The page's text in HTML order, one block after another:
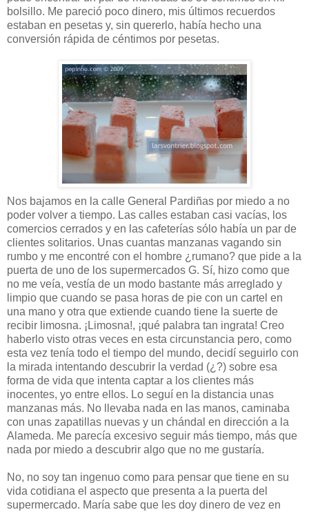
bolsillo. Me pareció poco dinero, mis últimos recuerdos
estaban en pesetas y, sin quererlo, había hecho una
conversión rápida de céntimos por pesetas.
Nos bajamos en la calle General Pardiñas por miedo a no
poder volver a tiempo. Las calles estaban casi vacías, los
comercios cerrados y en las cafeterías sólo había un par de
clientes solitarios. Unas cuantas manzanas vagando sin
rumbo y me encontré con el hombre ¿rumano? que pide a la
puerta de uno de los supermercados G. Sí, hizo como que
no me veía, vestía de un modo bastante más arreglado y
limpio que cuando se pasa horas de pie con un cartel en
una mano y otra que extiende cuando tiene la suerte de
recibir limosna. ¡Limosna!, ¡qué palabra tan ingrata! Creo
haberlo visto otras veces en esta circunstancia pero, como
esta vez tenía todo el tiempo del mundo, decidí seguirlo con
la mirada intentando descubrir la verdad (¿?) sobre esa
forma de vida que intenta captar a los clientes más
inocentes, yo entre ellos. Lo seguí en la distancia unas
manzanas más. No llevaba nada en las manos, caminaba
con unas zapatillas nuevas y un chándal en dirección a la
Alameda. Me parecía excesivo seguir más tiempo, más que
nada por miedo a descubrir algo que no me gustaría.
No, no soy tan ingenuo como para pensar que tiene en su
vida cotidiana el aspecto que presenta a la puerta del
supermercado. María sabe que les doy dinero de vez en